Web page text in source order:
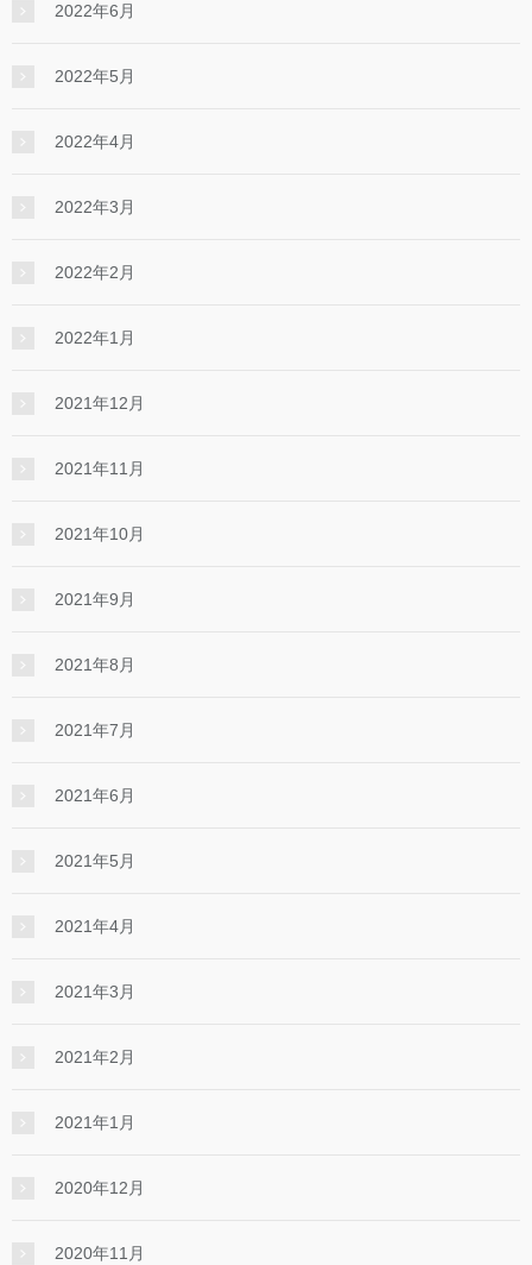
2022年6月
2022年5月
2022年4月
2022年3月
2022年2月
2022年1月
2021年12月
2021年11月
2021年10月
2021年9月
2021年8月
2021年7月
2021年6月
2021年5月
2021年4月
2021年3月
2021年2月
2021年1月
2020年12月
2020年11月